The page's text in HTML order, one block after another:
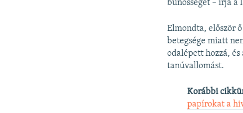
bűnösségét – írja a
Elmondta, először
betegsége miatt
odalépett hozzá,
tanúvallomást.
Korábbi
papírokat a